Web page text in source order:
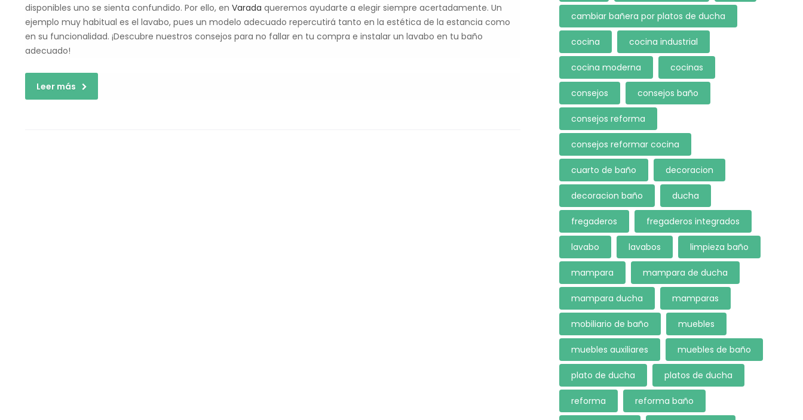
disponibles uno se sienta confundido. Por ello, en Varada queremos ayudarte a elegir siempre acertadamente. Un
ejemplo muy habitual es el lavabo, pues un modelo adecuado repercutirá tanto en la estética de la estancia como
en su funcionalidad. ¡Descubre nuestros consejos para no fallar en tu compra e instalar un lavabo en tu baño
adecuado!
Leer más
cambiar bañera por platos de ducha
cocina cocina industrial
cocina moderna cocinas
consejos consejos baño
consejos reforma
consejos reformar cocina
cuarto de baño decoracion
decoracion baño ducha
fregaderos fregaderos integrados
lavabo lavabos limpieza baño
mampara mampara de ducha
mampara ducha mamparas
mobiliario de baño muebles
muebles auxiliares muebles de baño
plato de ducha platos de ducha
reforma reforma baño